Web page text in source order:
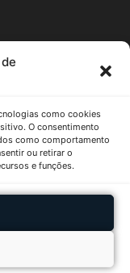
como cookies
O consentimento
como comportamento
ou retirar o
e funções.
caráter
as
de fazer
ou venda
aqui
são
B3, CVM,
os Diretos